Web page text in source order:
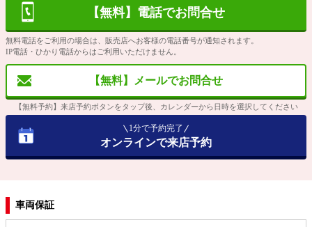
【無料】電話でお問合せ
無料電話をご利用の場合は、販売店へお客様の電話番号が通知されます。
IP電話・ひかり電話からはご利用いただけません。
【無料】メールでお問合せ
【無料予約】来店予約ボタンをタップ後、カレンダーから日時を選択してください
1分で予約完了
オンラインで来店予約
車両保証